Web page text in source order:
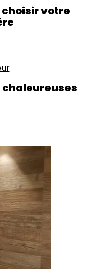
choisir votre